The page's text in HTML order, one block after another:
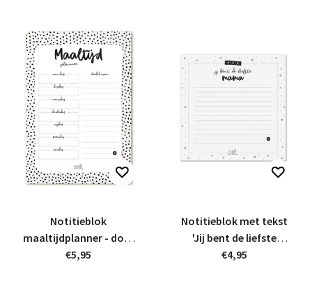
Notitieblok
maaltijdplanner - dots
patroon
€5,95
Notitieblok met tekst
'Jij bent de liefste
mama'
€4,95